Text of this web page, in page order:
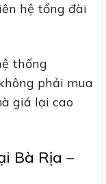
hệ tổng đài
thống
phải mua
giá lại cao
Bà Rịa –